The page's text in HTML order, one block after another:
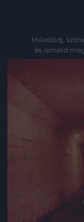
Művelődj,
és ismerd